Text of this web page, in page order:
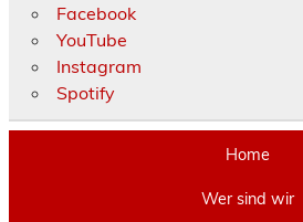
Facebook
YouTube
Instagram
Spotify
Home
Wer sind wir